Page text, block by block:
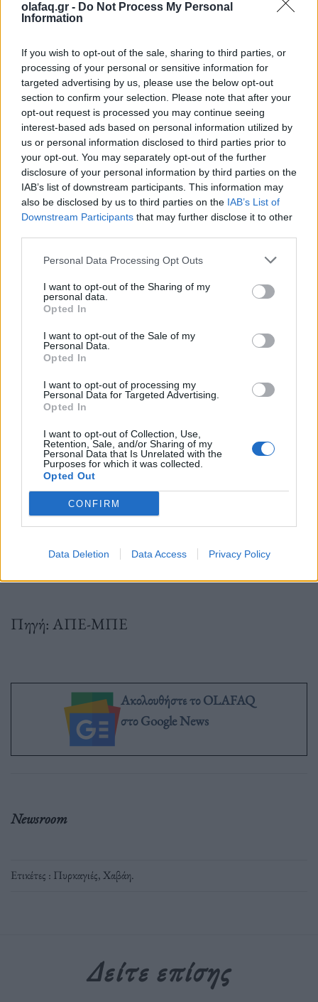
olafaq.gr - Do Not Process My Personal
Information
If you wish to opt-out of the sale, sharing to third parties, or
processing of your personal or sensitive information for
targeted advertising by us, please use the below opt-out
section to confirm your selection. Please note that after your
opt-out request is processed you may continue seeing
interest-based ads based on personal information utilized by
us or personal information disclosed to third parties prior to
your opt-out. You may separately opt-out of the further
disclosure of your personal information by third parties on the
IAB’s list of downstream participants. This information may
also be disclosed by us to third parties on the IAB’s List of
Downstream Participants that may further disclose it to other
Personal Data Processing Opt Outs
I want to opt-out of the Sharing of my
personal data.
Opted In
I want to opt-out of the Sale of my
Personal Data.
Opted In
I want to opt-out of processing my
Personal Data for Targeted Advertising.
Opted In
I want to opt-out of Collection, Use,
Retention, Sale, and/or Sharing of my
Personal Data that Is Unrelated with the
Purposes for which it was collected.
Opted Out
CONFIRM
Data Deletion Data Access Privacy Policy
Οι κάτοικοι έψαχναν σε ανεπίσημους καταλόγους
που έχουν αναρτηθεί στο διαδίκτυο και που
περιλαμβάνουν χιλιάδες ονόματα ανθρώπων που
έχουν εντοπιστεί, καθώς και αυτών που συνεχίζουν
να αγνοούνται.
Ο κυβερνήτης της Χαβάης Τζος Γκριν
ο αριθμός των νεκρών θα συνεχίσει να αυξάνεται
καθώς ανακαλύπτονται και άλλα θύματα
σκύλοι που είναι εκπαιδευμένοι στον εντοπισμό
των ερευνών, δήλωσε ο αρχηγός της αστυνομίας του
Συγγενείς και φίλοι έχουν καταφύγει στα μέσα
κοινωνικής δικτύωσης, ζητώντας βοήθεια στον
εντοπισμό των δικών τους ανθρώπων που
αν και δεν σαφής ο ακριβής αριθμός.
Πηγή: ΑΠΕ-ΜΠΕ
Ακολουθήστε το OLAFAQ
στο Google News
Newsroom
Ετικέτες : Πυρκαγιές,Χαβάη.
Δείτε επίσης